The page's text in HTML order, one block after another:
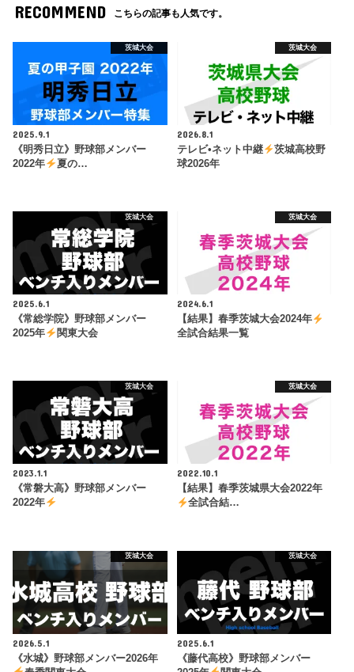
RECOMMEND こちらの記事も人気です。
茨城大会
2025.9.1
《明秀日立》野球部メンバー
2022年
夏の…
茨城大会
2026.8.1
テレビ•ネット中継
茨城高校野
球2026年
茨城大会
2025.6.1
《常総学院》野球部メンバー
2025年
関東大会
茨城大会
2024.6.1
【結果】春季茨城大会2024年
全試合結果一覧
茨城大会
2023.1.1
《常磐大高》野球部メンバー
2022年
茨城大会
2022.10.1
【結果】春季茨城県大会2022年
全試合結…
茨城大会
2026.5.1
《水城》野球部メンバー2026年
茨城大会
2025.6.1
《藤代高校》野球部メンバー